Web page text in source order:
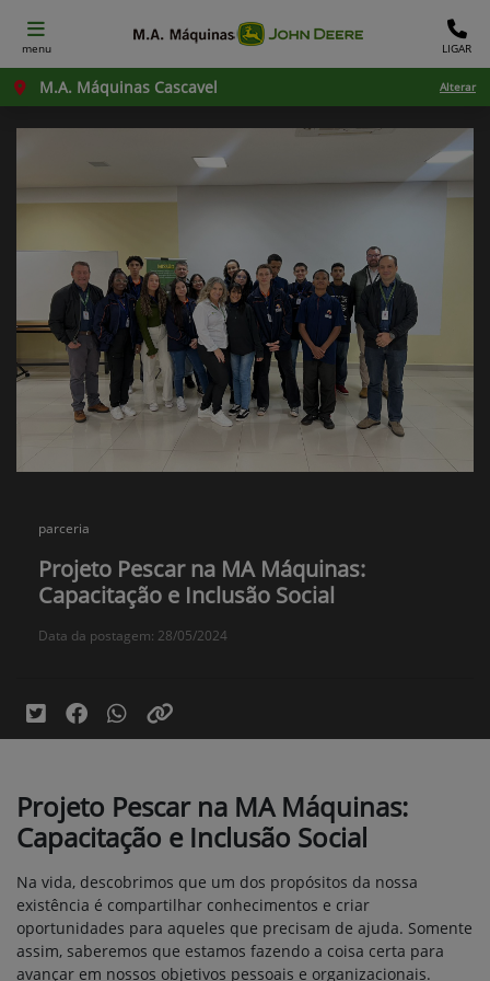
menu LIGAR
M.A. Máquinas Cascavel Alterar
parceria
Projeto Pescar na MA Máquinas:
Capacitação e Inclusão Social
Data da postagem: 28/05/2024
Projeto Pescar na MA Máquinas:
Capacitação e Inclusão Social
Na vida, descobrimos que um dos propósitos da nossa
existência é compartilhar conhecimentos e criar
oportunidades para aqueles que precisam de ajuda. Somente
assim, saberemos que estamos fazendo a coisa certa para
avançar em nossos objetivos pessoais e organizacionais.